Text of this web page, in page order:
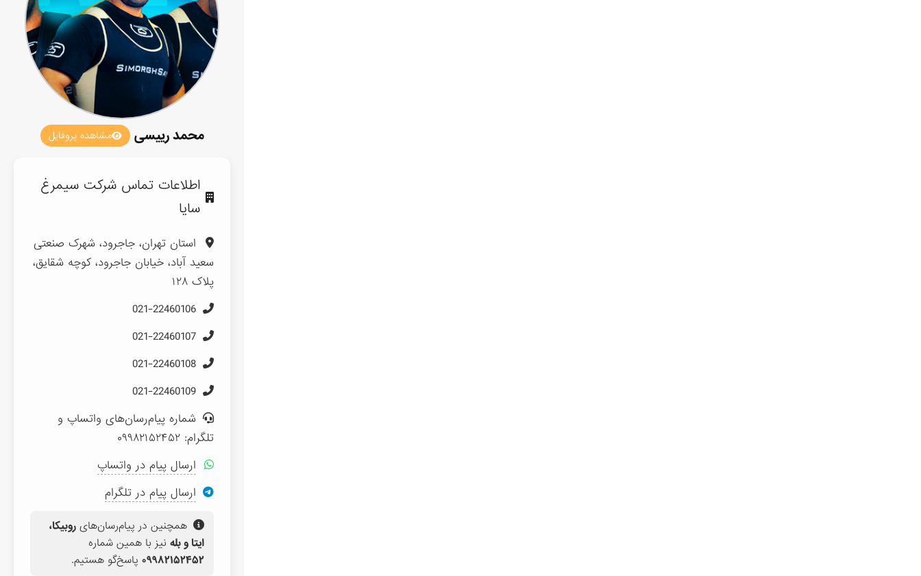
محمد رییسی مشاهده پروفایل
اطلاعات تماس شرکت سیمرغ
سایا
استان تهران، جاجرود، شهرک صنعتی
سعید آباد، خیابان جاجرود، کوچه شقایق،
پلاک ۱۲۸
شماره پیام‌رسان‌های واتساپ و
تلگرام: ۰۹۹۸۲۱۵۲۴۵۲
ارسال پیام در واتساپ
ارسال پیام در تلگرام
همچنین در پیام‌رسان‌های روبیکا،
ایتا و بله نیز با همین شماره
۰۹۹۸۲۱۵۲۴۵۲ پاسخ‌گو هستیم.